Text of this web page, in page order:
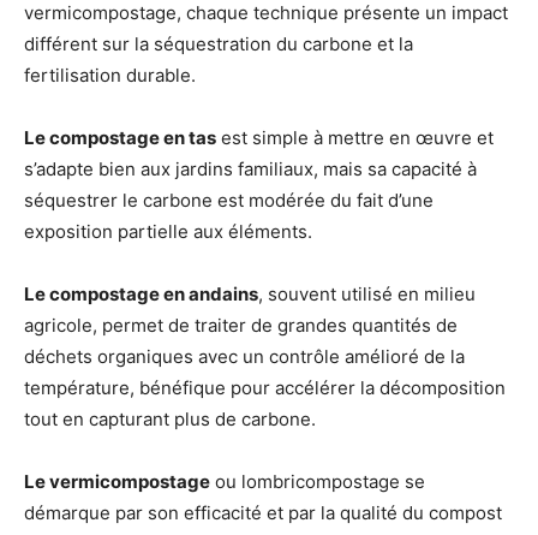
vermicompostage, chaque technique présente un impact
différent sur la séquestration du carbone et la
fertilisation durable.
Le compostage en tas est simple à mettre en œuvre et
s’adapte bien aux jardins familiaux, mais sa capacité à
séquestrer le carbone est modérée du fait d’une
exposition partielle aux éléments.
Le compostage en andains, souvent utilisé en milieu
agricole, permet de traiter de grandes quantités de
déchets organiques avec un contrôle amélioré de la
température, bénéfique pour accélérer la décomposition
tout en capturant plus de carbone.
Le vermicompostage ou lombricompostage se
démarque par son efficacité et par la qualité du compost